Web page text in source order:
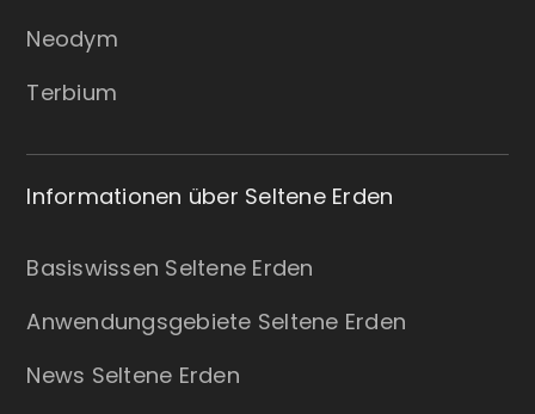
Neodym
Terbium
Informationen über Seltene Erden
Basiswissen Seltene Erden
Anwendungsgebiete Seltene Erden
News Seltene Erden